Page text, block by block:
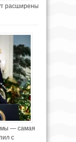
расширены
мы — самая
с